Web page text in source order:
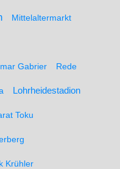
Mittelaltermarkt
Gabrier Rede
Lohrheidestadion
Toku
Krühler